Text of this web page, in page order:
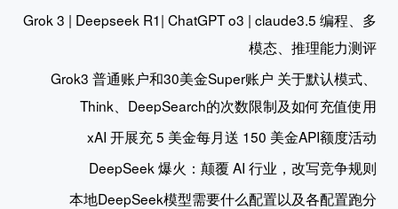
Grok 3 | Deepseek R1| ChatGPT o3 | claude3.5 编程、多
模态、推理能力测评
Grok3 普通账户和30美金Super账户 关于默认模式、
Think、DeepSearch的次数限制及如何充值使用
xAI 开展充 5 美金每月送 150 美金API额度活动
DeepSeek 爆火：颠覆 AI 行业，改写竞争规则
本地DeepSeek模型需要什么配置以及各配置跑分